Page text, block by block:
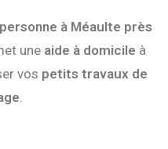
à Méaulte près
une aide à domicile à
vos petits travaux de
.